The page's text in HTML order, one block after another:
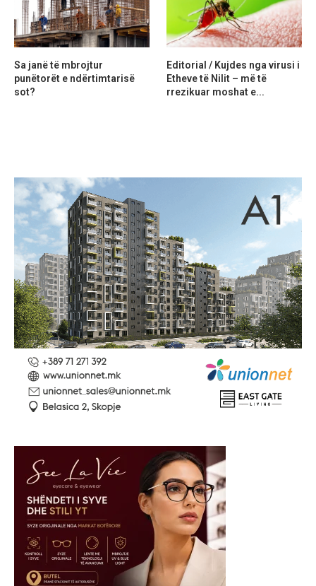
Sa janë të mbrojtur
punëtorët e ndërtimtarisë
sot?
Editorial / Kujdes nga virusi i
Etheve të Nilit – më të
rrezikuar moshat e...